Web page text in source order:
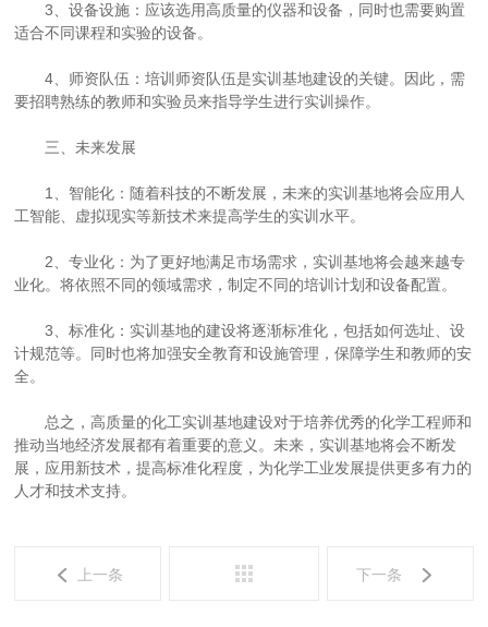
3、设备设施：应该选用高质量的仪器和设备，同时也需要购置
适合不同课程和实验的设备。
4、师资队伍：培训师资队伍是实训基地建设的关键。因此，需
要招聘熟练的教师和实验员来指导学生进行实训操作。
三、未来发展
1、智能化：随着科技的不断发展，未来的实训基地将会应用人
工智能、虚拟现实等新技术来提高学生的实训水平。
2、专业化：为了更好地满足市场需求，实训基地将会越来越专
业化。将依照不同的领域需求，制定不同的培训计划和设备配置。
3、标准化：实训基地的建设将逐渐标准化，包括如何选址、设
计规范等。同时也将加强安全教育和设施管理，保障学生和教师的安
全。
总之，高质量的化工实训基地建设对于培养优秀的化学工程师和
推动当地经济发展都有着重要的意义。未来，实训基地将会不断发
展，应用新技术，提高标准化程度，为化学工业发展提供更多有力的
人才和技术支持。
上一条 下一条